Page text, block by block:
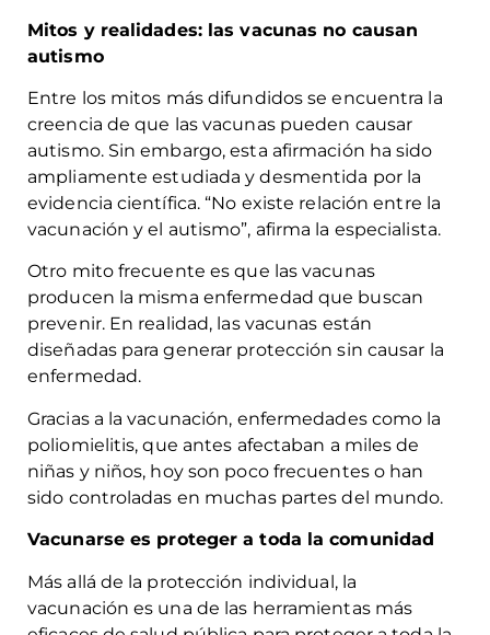
Mitos y realidades: las vacunas no causan
autismo
Entre los mitos más difundidos se encuentra la
creencia de que las vacunas pueden causar
autismo. Sin embargo, esta afirmación ha sido
ampliamente estudiada y desmentida por la
evidencia científica. “No existe relación entre la
vacunación y el autismo”, afirma la especialista.
Otro mito frecuente es que las vacunas
producen la misma enfermedad que buscan
prevenir. En realidad, las vacunas están
diseñadas para generar protección sin causar la
enfermedad.
Gracias a la vacunación, enfermedades como la
poliomielitis, que antes afectaban a miles de
niñas y niños, hoy son poco frecuentes o han
sido controladas en muchas partes del mundo.
Vacunarse es proteger a toda la comunidad
Más allá de la protección individual, la
vacunación es una de las herramientas más